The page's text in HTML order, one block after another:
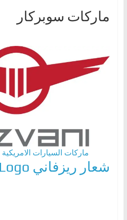
ماركات سوبركار
ماركات السيارات الامريكية
شعار ريزفاني Rezvani Logo